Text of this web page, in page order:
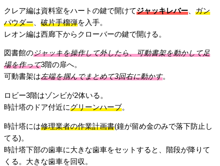
クレア編は資料室をハートの鍵で開けてジャッキレバー
ガン
パウダー
破片手榴弾を入手。
レオン編は西廊下からクローバーの鍵で開ける。
図書館のジャッキを操作して外したら、可動書架を動かして足
場を作って3階の扉へ。
可動書架は左端を掴んでまとめて3回右に動かす。
ロビー3階はゾンビが2体いる。
時計塔のドア付近にグリーンハーブ。
時計塔には修理業者の作業計画書(鐘が留め金のみで落下防止し
てる)。
時計塔下部の歯車に大きな歯車をセットすると、階段が降りて
くる。大きな歯車を回収。